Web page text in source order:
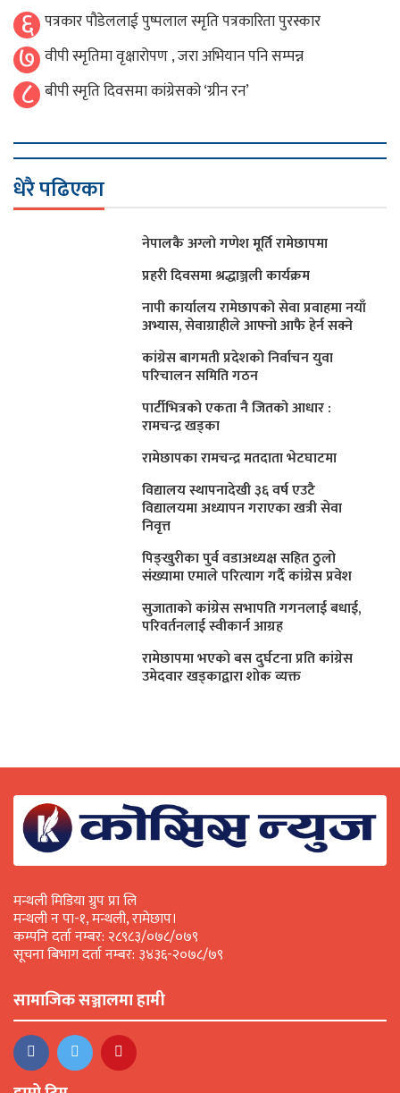
६ पत्रकार पौडेललाई पुष्पलाल स्मृति पत्रकारिता पुरस्कार
७ वीपी स्मृतिमा वृक्षारोपण , जरा अभियान पनि सम्पन्न
८ बीपी स्मृति दिवसमा कांग्रेसको ‘ग्रीन रन’
धेरै पढिएका
नेपालकै अग्लो गणेश मूर्ति रामेछापमा
प्रहरी दिवसमा श्रद्धाञ्जली कार्यक्रम
नापी कार्यालय रामेछापको सेवा प्रवाहमा नयाँ
अभ्यास, सेवाग्राहीले आफ्नाे आफै हेर्न सक्ने
कांग्रेस बागमती प्रदेशकाे निर्वाचन युवा
परिचालन समिति गठन
पार्टीभित्रको एकता नै जितको आधार :
रामचन्द्र खड्का
रामेछापका रामचन्द्र मतदाता भेटघाटमा
विद्यालय स्थापनादेखी ३६ वर्ष एउटै
विद्यालयमा अध्यापन गराएका खत्री सेवा
निवृत्त
पिङ्खुरीका पुर्व वडाअध्यक्ष सहित ठुलाे
संख्यामा एमाले परित्याग गर्दै कांग्रेस प्रवेश
सुजाताकाे कांग्रेस सभापति गगनलाई बधाई,
परिवर्तनलाई स्वीकार्न आग्रह
रामेछापमा भएकाे बस दुर्घटना प्रति कांग्रेस
उमेदवार खड्काद्वारा शाेक व्यक्त
मन्थली मिडिया ग्रुप प्रा लि
मन्थली न पा-१, मन्थली, रामेछाप।
कम्पनि दर्ता नम्बर: २८९८३/०७८/०७९
सूचना बिभाग दर्ता नम्बर: ३४३६-२०७८/७९
सामाजिक सञ्जालमा हामी